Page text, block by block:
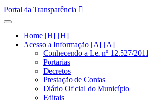
Portal da Transparência
Home [H]
Acesso a Informação [A]
Conhecendo a Lei nº 12.527/2011
Portarias
Decretos
Prestação de Contas
Diário Oficial do Município
Editais